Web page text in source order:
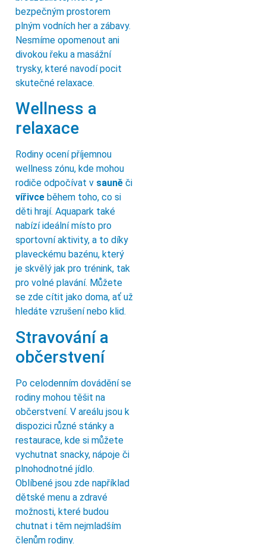
bezpečným prostorem
plným vodních her a zábavy.
Nesmíme opomenout ani
divokou řeku a masážní
trysky, které navodí pocit
skutečné relaxace.
Wellness a
relaxace
Rodiny ocení příjemnou
wellness zónu, kde mohou
rodiče odpočívat v sauně či
vířivce během toho, co si
děti hrají. Aquapark také
nabízí ideální místo pro
sportovní aktivity, a to díky
plaveckému bazénu, který
je skvělý jak pro trénink, tak
pro volné plavání. Můžete
se zde cítit jako doma, ať už
hledáte vzrušení nebo klid.
Stravování a
občerstvení
Po celodenním dovádění se
rodiny mohou těšit na
občerstvení. V areálu jsou k
dispozici různé stánky a
restaurace, kde si můžete
vychutnat snacky, nápoje či
plnohodnotné jídlo.
Oblíbené jsou zde například
dětské menu a zdravé
možnosti, které budou
chutnat i těm nejmladším
členům rodiny.